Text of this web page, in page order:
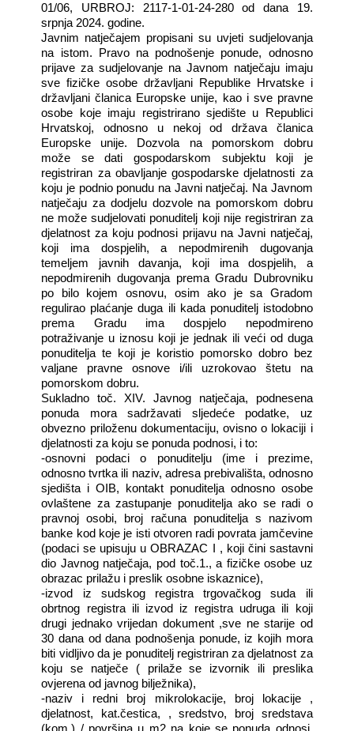
01/06, URBROJ: 2117-1-01-24-280 od dana 19.
srpnja 2024. godine.
Javnim natječajem propisani su uvjeti sudjelovanja
na istom. Pravo na podnošenje ponude, odnosno
prijave za sudjelovanje na Javnom natječaju imaju
sve fizičke osobe državljani Republike Hrvatske i
državljani članica Europske unije, kao i sve pravne
osobe koje imaju registrirano sjedište u Republici
Hrvatskoj, odnosno u nekoj od država članica
Europske unije. Dozvola na pomorskom dobru
može se dati gospodarskom subjektu koji je
registriran za obavljanje gospodarske djelatnosti za
koju je podnio ponudu na Javni natječaj. Na Javnom
natječaju za dodjelu dozvole na pomorskom dobru
ne može sudjelovati ponuditelj koji nije registriran za
djelatnost za koju podnosi prijavu na Javni natječaj,
koji ima dospjelih, a nepodmirenih dugovanja
temeljem javnih davanja, koji ima dospjelih, a
nepodmirenih dugovanja prema Gradu Dubrovniku
po bilo kojem osnovu, osim ako je sa Gradom
regulirao plaćanje duga ili kada ponuditelj istodobno
prema Gradu ima dospjelo nepodmireno
potraživanje u iznosu koji je jednak ili veći od duga
ponuditelja te koji je koristio pomorsko dobro bez
valjane pravne osnove i/ili uzrokovao štetu na
pomorskom dobru.
Sukladno toč. XIV. Javnog natječaja, podnesena
ponuda mora sadržavati sljedeće podatke, uz
obvezno priloženu dokumentaciju, ovisno o lokaciji i
djelatnosti za koju se ponuda podnosi, i to:
-osnovni podaci o ponuditelju (ime i prezime,
odnosno tvrtka ili naziv, adresa prebivališta, odnosno
sjedišta i OIB, kontakt ponuditelja odnosno osobe
ovlaštene za zastupanje ponuditelja ako se radi o
pravnoj osobi, broj računa ponuditelja s nazivom
banke kod koje je isti otvoren radi povrata jamčevine
(podaci se upisuju u OBRAZAC I , koji čini sastavni
dio Javnog natječaja, pod toč.1., a fizičke osobe uz
obrazac prilažu i preslik osobne iskaznice),
-izvod iz sudskog registra trgovačkog suda ili
obrtnog registra ili izvod iz registra udruga ili koji
drugi jednako vrijedan dokument ,sve ne starije od
30 dana od dana podnošenja ponude, iz kojih mora
biti vidljivo da je ponuditelj registriran za djelatnost za
koju se natječe ( prilaže se izvornik ili preslika
ovjerena od javnog bilježnika),
-naziv i redni broj mikrolokacije, broj lokacije ,
djelatnost, kat.čestica, , sredstvo, broj sredstava
(kom.) / površina u m2 na koje se ponuda odnosi,